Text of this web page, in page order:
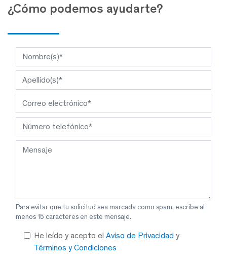
¿Cómo podemos ayudarte?
Para evitar que tu solicitud sea marcada como spam, escribe al
menos 15 caracteres en este mensaje.
He leído y acepto el Aviso de Privacidad y
Términos y Condiciones